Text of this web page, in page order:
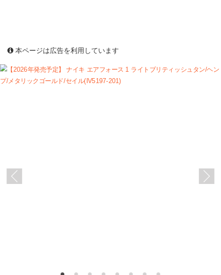
本ページは広告を利用しています